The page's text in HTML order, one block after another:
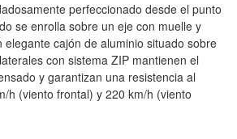
perfeccionado desde el punto
se enrolla sobre un eje con muelle y
elegante cajón de aluminio situado sobre
con sistema ZIP mantienen el
y garantizan una resistencia al
h (viento frontal) y 220 km/h (viento